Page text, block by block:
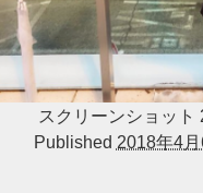
スクリーンショット
Published 2018年4月